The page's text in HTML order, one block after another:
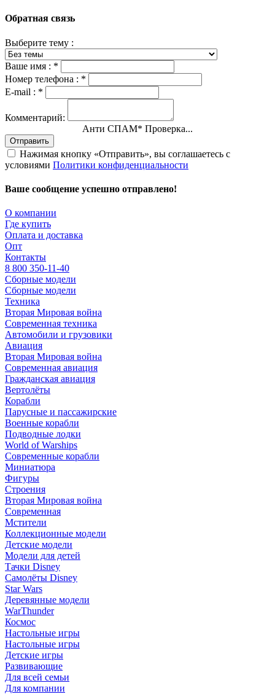
Обратная связь
Выберите тему :
Ваше имя : *
Номер телефона : *
E-mail : *
Комментарий:
Анти СПАМ* Проверка...
Отправить
Нажимая кнопку «Отправить», вы соглашаетесь с
условиями Политики конфиденциальности
Ваше сообщение успешно отправлено!
О компании
Где купить
Оплата и доставка
Опт
Контакты
8 800 350-11-40
Сборные модели
Сборные модели
Техника
Вторая Мировая война
Современная техника
Автомобили и грузовики
Авиация
Вторая Мировая война
Современная авиация
Гражданская авиация
Вертолёты
Корабли
Парусные и пассажирские
Военные корабли
Подводные лодки
World of Warships
Современные корабли
Миниатюра
Фигуры
Строения
Вторая Мировая война
Современная
Мстители
Коллекционные модели
Детские модели
Модели для детей
Тачки Disney
Самолёты Disney
Star Wars
Деревянные модели
WarThunder
Космос
Настольные игры
Настольные игры
Детские игры
Развивающие
Для всей семьи
Для компании